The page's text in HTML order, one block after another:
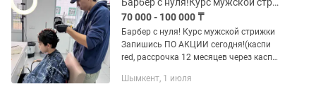
70 000 - 100 000 ₸
Барбер с нуля! Курс мужской стрижки
Запишись ПО АКЦИИ сегодня!(каспи
red, рассрочка 12 месяцев через каспи)
практика Освой техники стрижки
Шымкент, 1 июля